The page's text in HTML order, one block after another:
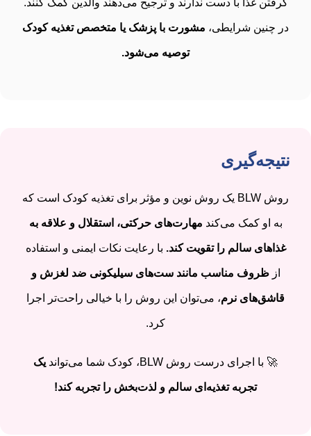
گرفتن غذا با دست ندارند و ترجیح می‌دهند والدین کمک کنند.
در چنین شرایطی، مشورت با پزشک یا متخصص تغذیه کودک
توصیه می‌شود.
نتیجه‌گیری
روش BLW یک روش نوین و مؤثر برای تغذیه کودک است که
به او کمک می‌کند مهارت‌های حرکتی، استقلال و علاقه به
غذاهای سالم را تقویت کند. با رعایت نکات ایمنی و استفاده
ازظروف مناسب مانند ست‌های سیلیکونی ضد لغزش و
قاشق‌های نرم، می‌توان این روش را با خیالی راحت‌تر اجرا
کرد.
🚀 با اجرای درست روش BLW، کودک شما می‌تواند یک
تجربه تغذیه‌ای سالم و لذت‌بخش را تجربه کند!